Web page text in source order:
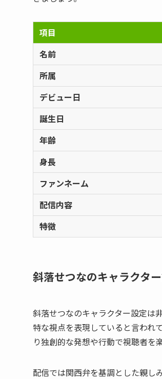
項目
名前
所属
デビュー日
誕生日
年齢
身長
ファンネーム
配信内容
特徴
斜落せつなのキャラクタ
斜落せつなのキャラクター設定は
特な視点を表現していると言われ
り独創的な発想や行動で視聴者を
配信では関西弁を基調とした親し